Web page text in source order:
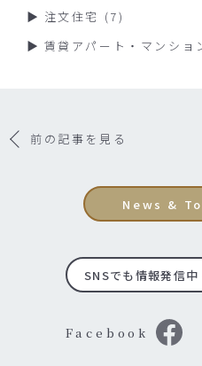
注文住宅 (7)
賃貸アパート・マンショ
前の記事を見る
News &
SNSでも情報発信
Facebook